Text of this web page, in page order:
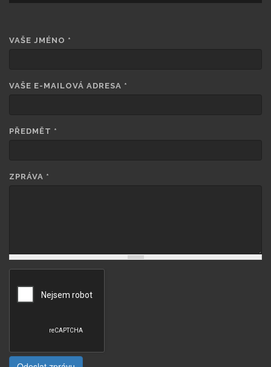
VAŠE JMÉNO *
VAŠE E-MAILOVÁ ADRESA *
PŘEDMĚT *
ZPRÁVA *